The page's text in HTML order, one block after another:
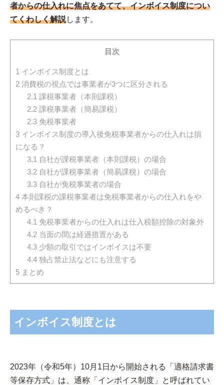
者からの仕入れに焦点をあてて、インボイス制度につい
てくわしく解説します。
目次
1 インボイス制度とは
2 消費税の視点では事業者が3つに区分される
2.1 課税事業者（本則課税）
2.2課税事業者（簡易課税）
2.3免税事業者
3 インボイス制度の導入後免税事業者からの仕入れは損
になる？
3.1 自社が課税事業者（本則課税）の場合
3.2自社が課税事業者（簡易課税）の場合
3.3自社が免税事業者の場合
4 本則課税の課税事業者は免税事業者からの仕入れをや
めるべき？
4.1 免税事業者からの仕入れは仕入税額控除の対象外
4.2当面の間は経過措置がある
4.3少額の取引ではインボイスは不要
4.4独占禁止法などにも注意する
5 まとめ
インボイス制度とは
2023年（令和5年）10月1日から開始される「適格請求書
等保存方式」は、通称「インボイス制度」と呼ばれてい